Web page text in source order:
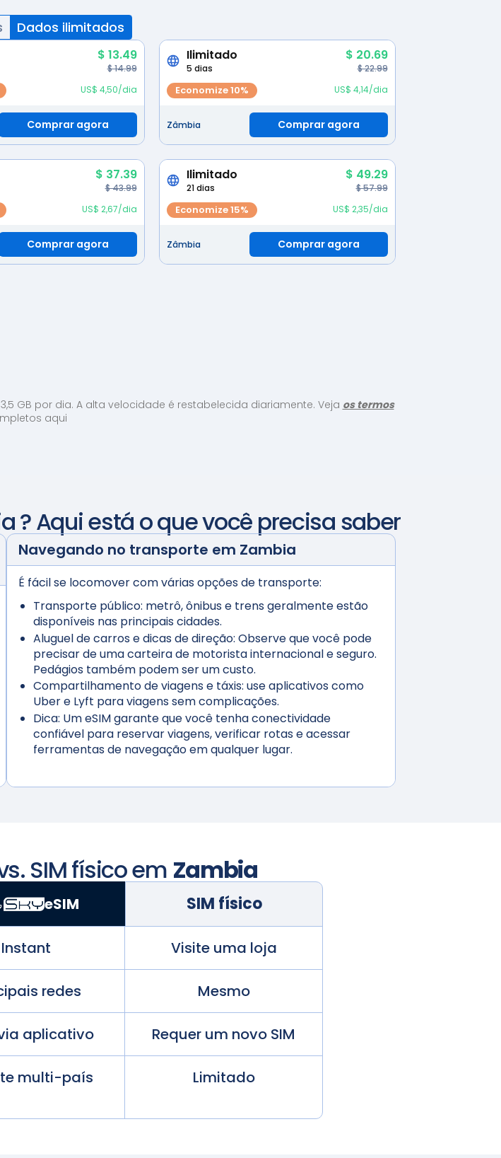
Dados ilimitados
$ 13.49
$ 14.99
US$ 4,50/dia
Comprar agora
Ilimitado $ 20.69
5 dias $ 22.99
Economize 10% US$ 4,14/dia
Zâmbia Comprar agora
$ 37.39
$ 43.99
US$ 2,67/dia
Comprar agora
Ilimitado $ 49.29
21 dias $ 57.99
Economize 15% US$ 2,35/dia
Zâmbia Comprar agora
GB por dia. A alta velocidade é restabelecida diariamente. Veja os termos
aqui
? Aqui está o que você precisa saber
Navegando no transporte em Zambia
É fácil se locomover com várias opções de transporte:
Transporte público: metrô, ônibus e trens geralmente estão
disponíveis nas principais cidades.
Aluguel de carros e dicas de direção: Observe que você pode
precisar de uma carteira de motorista internacional e seguro.
Pedágios também podem ser um custo.
Compartilhamento de viagens e táxis: use aplicativos como
Uber e Lyft para viagens sem complicações.
Dica: Um eSIM garante que você tenha conectividade
confiável para reservar viagens, verificar rotas e acessar
ferramentas de navegação em qualquer lugar.
SIM físico em Zambia
eSIM SIM físico
Instant Visite uma loja
redes Mesmo
aplicativo Requer um novo SIM
multi-país Limitado